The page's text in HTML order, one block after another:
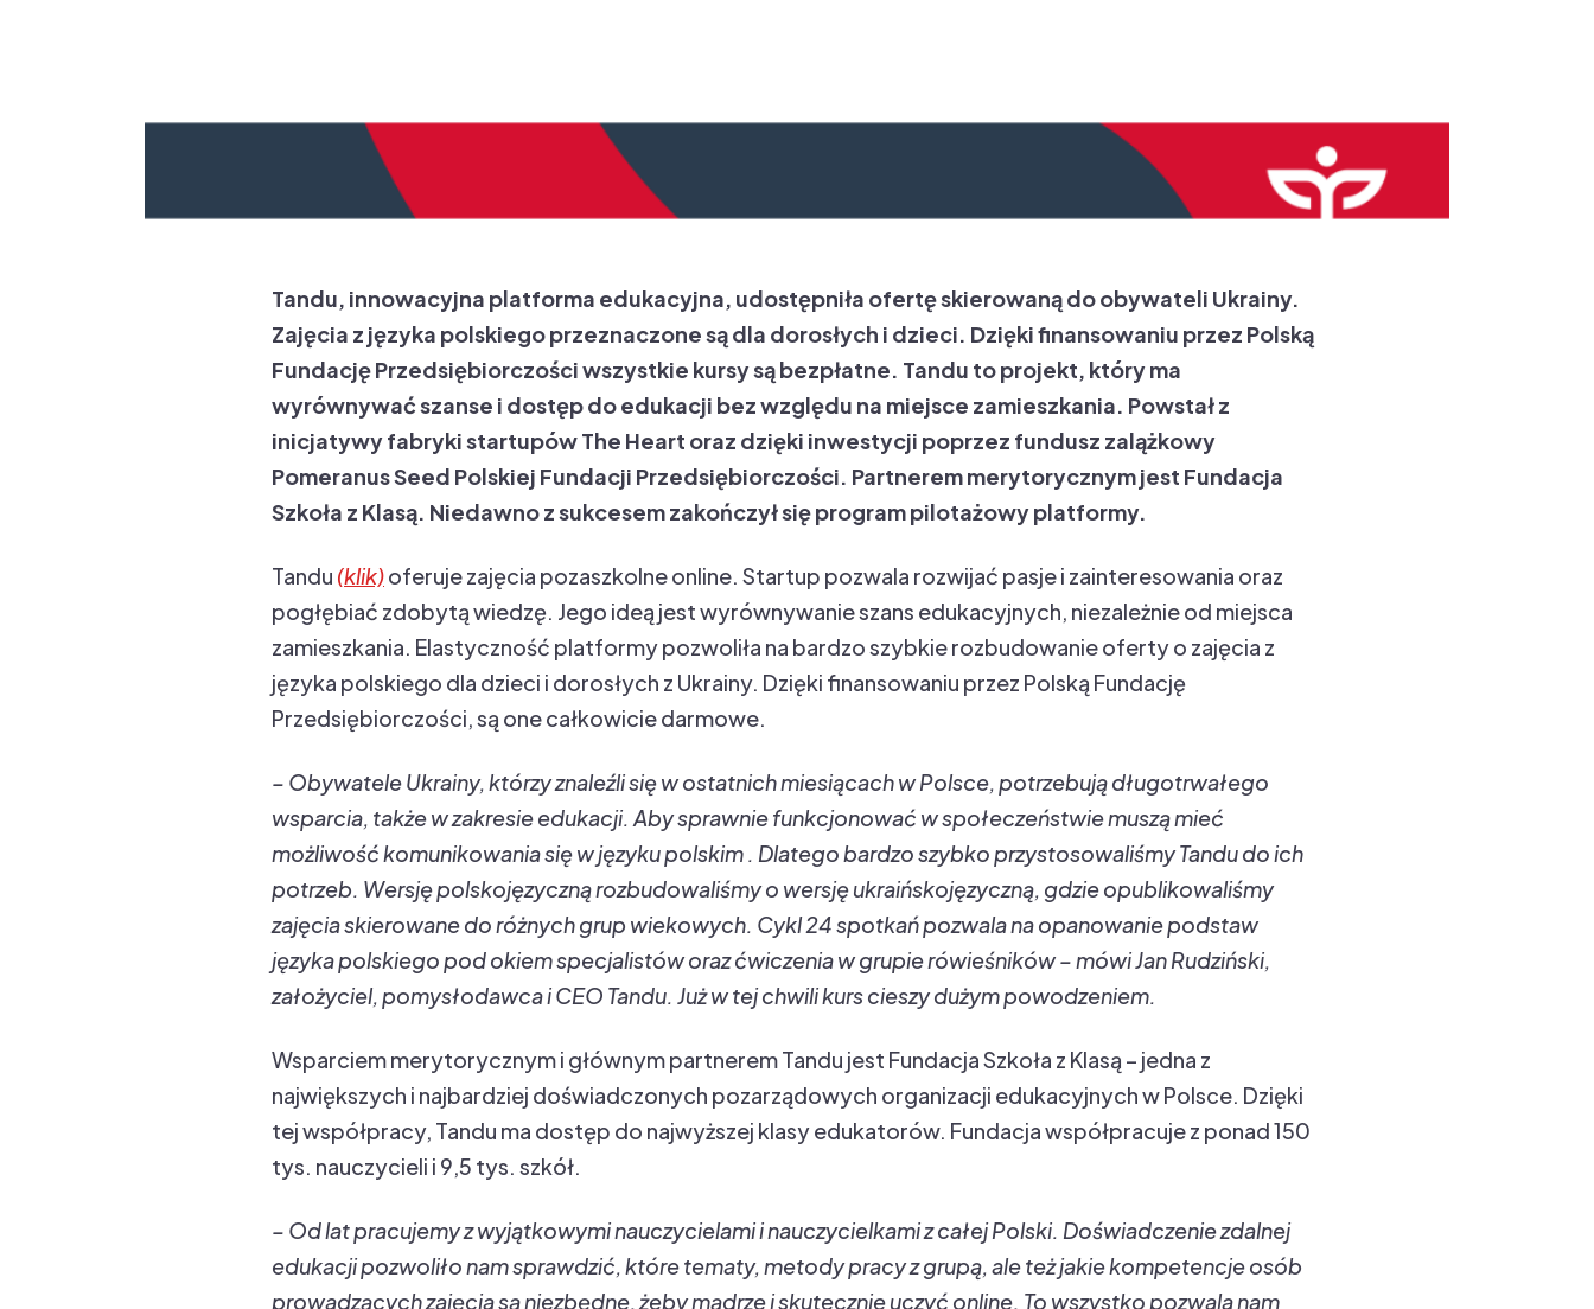
Tandu, innowacyjna platforma edukacyjna, udostępniła ofertę skierowaną do obywateli Ukrainy.
Zajęcia z języka polskiego przeznaczone są dla dorosłych i dzieci. Dzięki finansowaniu przez Polską
Fundację Przedsiębiorczości wszystkie kursy są bezpłatne. Tandu to projekt, który ma
wyrównywać szanse i dostęp do edukacji bez względu na miejsce zamieszkania. Powstał z
inicjatywy fabryki startupów The Heart oraz dzięki inwestycji poprzez fundusz zalążkowy
Pomeranus Seed Polskiej Fundacji Przedsiębiorczości. Partnerem merytorycznym jest Fundacja
Szkoła z Klasą. Niedawno z sukcesem zakończył się program pilotażowy platformy.
Tandu (klik)oferuje zajęcia pozaszkolne online. Startup pozwala rozwijać pasje i zainteresowania oraz
pogłębiać zdobytą wiedzę. Jego ideą jest wyrównywanie szans edukacyjnych, niezależnie od miejsca
zamieszkania. Elastyczność platformy pozwoliła na bardzo szybkie rozbudowanie oferty o zajęcia z
języka polskiego dla dzieci i dorosłych z Ukrainy. Dzięki finansowaniu przez Polską Fundację
Przedsiębiorczości, są one całkowicie darmowe.
– Obywatele Ukrainy, którzy znaleźli się w ostatnich miesiącach w Polsce, potrzebują długotrwałego
wsparcia, także w zakresie edukacji. Aby sprawnie funkcjonować w społeczeństwie muszą mieć
możliwość komunikowania się w języku polskim . Dlatego bardzo szybko przystosowaliśmy Tandu do ich
potrzeb. Wersję polskojęzyczną rozbudowaliśmy o wersję ukraińskojęzyczną, gdzie opublikowaliśmy
zajęcia skierowane do różnych grup wiekowych. Cykl 24 spotkań pozwala na opanowanie podstaw
języka polskiego pod okiem specjalistów oraz ćwiczenia w grupie rówieśników – mówi Jan Rudziński,
założyciel, pomysłodawca i CEO Tandu. Już w tej chwili kurs cieszy dużym powodzeniem.
Wsparciem merytorycznym i głównym partnerem Tandu jest Fundacja Szkoła z Klasą – jedna z
największych i najbardziej doświadczonych pozarządowych organizacji edukacyjnych w Polsce. Dzięki
tej współpracy, Tandu ma dostęp do najwyższej klasy edukatorów. Fundacja współpracuje z ponad 150
tys. nauczycieli i 9,5 tys. szkół.
– Od lat pracujemy z wyjątkowymi nauczycielami i nauczycielkami z całej Polski. Doświadczenie zdalnej
edukacji pozwoliło nam sprawdzić, które tematy, metody pracy z grupą, ale też jakie kompetencje osób
prowadzących zajęcia są niezbędne, żeby mądrze i skutecznie uczyć online. To wszystko pozwala nam